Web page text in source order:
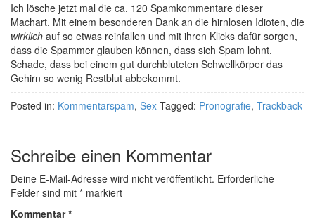
Ich lösche jetzt mal die ca. 120 Spamkommentare dieser
Machart. Mit einem besonderen Dank an die hirnlosen Idioten, die
wirklich auf so etwas reinfallen und mit ihren Klicks dafür sorgen,
dass die Spammer glauben können, dass sich Spam lohnt.
Schade, dass bei einem gut durchbluteten Schwellkörper das
Gehirn so wenig Restblut abbekommt.
Posted in: Kommentarspam, Sex Tagged: Pronografie, Trackback
Schreibe einen Kommentar
Deine E-Mail-Adresse wird nicht veröffentlicht. Erforderliche
Felder sind mit * markiert
Kommentar*